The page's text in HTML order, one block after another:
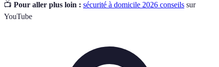
📺 Pour aller plus loin : sécurité à domicile 2026 conseils sur
YouTube